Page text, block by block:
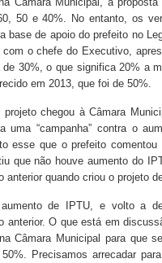
50 e 40%. No entanto, os
base de apoio do prefeito no
com o chefe do Executivo,
de 30%, o que significa 20% a
em 2013, que foi de 50%.
projeto chegou à Câmara
uma “campanha” contra o
esse que o prefeito
que não houve aumento do
anterior quando criou o projeto
aumento de IPTU, e volto a
anterior. O que está em
Câmara Municipal para que
Precisamos arrecadar